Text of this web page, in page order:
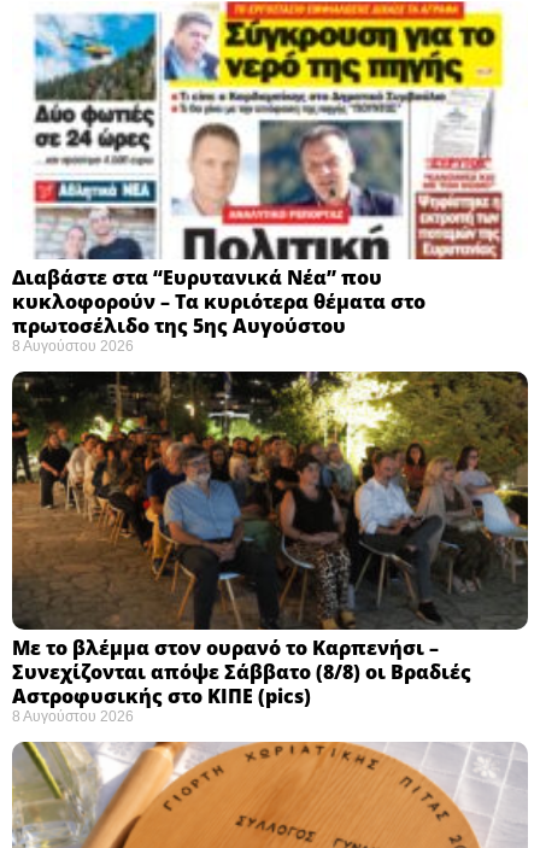
Διαβάστε στα “Ευρυτανικά Νέα” που
κυκλοφορούν – Τα κυριότερα θέματα στο
πρωτοσέλιδο της 5ης Αυγούστου
8 Αυγούστου 2026
Με το βλέμμα στον ουρανό το Καρπενήσι –
Συνεχίζονται απόψε Σάββατο (8/8) οι Βραδιές
Αστροφυσικής στο ΚΙΠΕ (pics)
8 Αυγούστου 2026